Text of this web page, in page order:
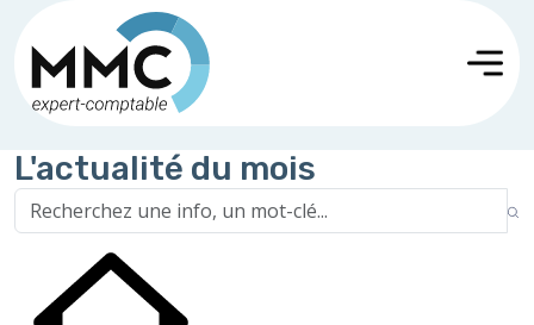
L'actualité du mois